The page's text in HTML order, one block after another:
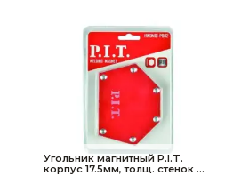
Угольник магнитный P.I.T.
корпус 17.5мм, толщ. стенок ...